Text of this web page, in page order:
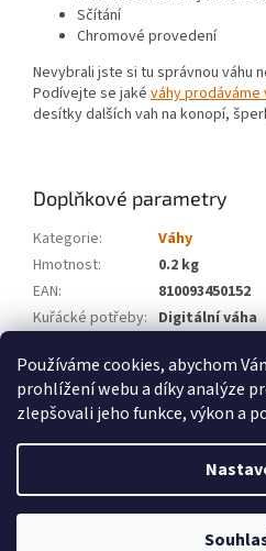
Používáme cookies, abychom
prohlížení webu a díky analýze
zlepšovali jeho funkce, výkon a
Sčítání
Chromové provedení
Nevybrali jste si tu správnou váhu
Podívejte se jaké váhy prodáváme
desítky dalších vah na konopí,
Doplňkové parametry
Kategorie:
Váhy
Hmotnost:
0.2 kg
EAN:
810093450152
Kuřácké potřeby: Digitální váha
Copyright 2026Velkoobchod